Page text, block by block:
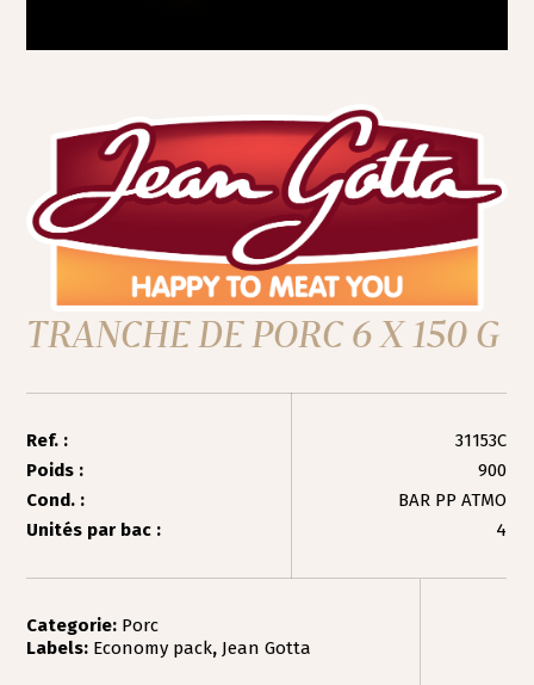
TRANCHE DE PORC 6 X 150 G
Ref. :
31153C
Poids :
900
Cond. :
BAR PP ATMO
Unités par bac :
4
Categorie: Porc
Labels: Economy pack, Jean Gotta